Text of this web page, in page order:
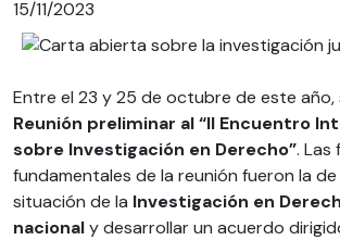
15/11/2023
Entre el 23 y 25 de octubre de este año,
Reunión preliminar al “II Encuentro
sobre Investigación en Derecho”. Las
fundamentales de la reunión fueron la de
situación de la Investigación en
nacionaly desarrollar un acuerdo